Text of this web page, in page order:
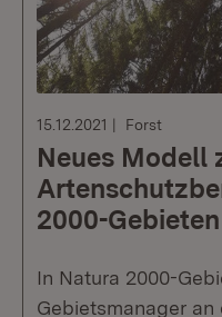
15.12.2021 Forst
Neues Modell
2000-Gebieten
In Natura 2000-
Gebietsmanager an